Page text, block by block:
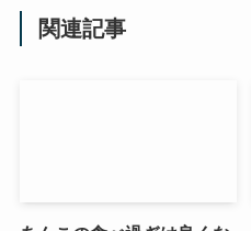
関連記事